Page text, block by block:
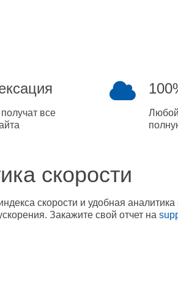
все
скорости
скорости и удобная
Закажите свой отчет на